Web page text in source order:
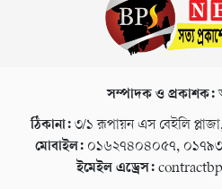
সম্পাদক ও প্রকাশক:
ঠিকানা: ৩/১ রূপায়ন এস বেইলি
মোবাইল: ০১৬২৭৪০৪০৫৭,
ইমেইল এড্রেস: